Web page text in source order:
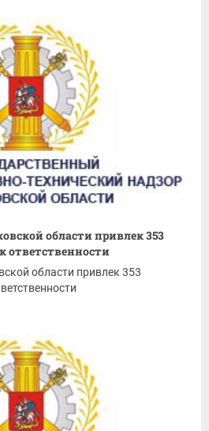
области привлек 353
области привлек 353